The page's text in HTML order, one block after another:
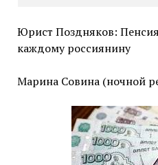
Юрист Поздняков:
каждому россиянину
Марина Совина (ночной